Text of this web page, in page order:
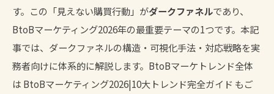
す。この「見えない購買行動」がダークファネルであり、
BtoBマーケティング2026年の最重要テーマの1つです。本記
事では、ダークファネルの構造・可視化手法・対応戦略を実
務者向けに体系的に解説します。BtoBマーケトレンド全体
は BtoBマーケティング2026|10大トレンド完全ガイド もご